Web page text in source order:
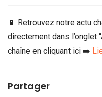
📱 Retrouvez notre actu
directement dans l’onglet
chaîne en cliquant ici ➡️
Partager